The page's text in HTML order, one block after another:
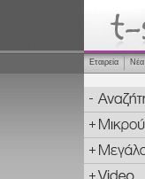
Εταιρεία Νέα